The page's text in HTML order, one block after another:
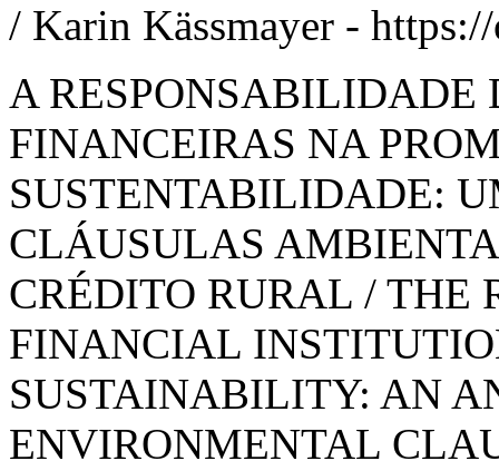
/ Karin Kässmayer -
A RESPONSABILIDADE
FINANCEIRAS NA
SUSTENTABILIDADE:
CLÁUSULAS
CRÉDITO RURAL / THE
FINANCIAL
SUSTAINABILITY: AN
ENVIRONMENTAL